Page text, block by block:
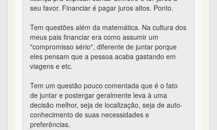
seu favor. Financiar é pagar juros altos. Ponto.
Tem questões além da matemática. Na cultura dos
meus pais financiar era como assumir um
"compromisso sério", diferente de juntar porque
eles pensam que a pessoa acaba gastando em
viagens e etc.
Tem um questão pouco comentada que é o fato
de juntar e postergar geralmente leva à uma
decisão melhor, seja de localização, seja de auto-
conhecimento de suas necessidades e
preferências.